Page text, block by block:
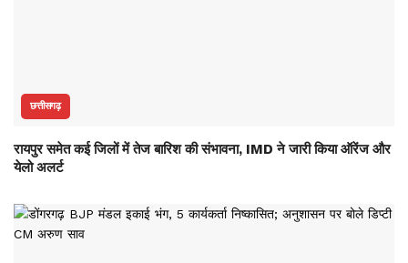
छत्तीसगढ़
रायपुर समेत कई जिलों में तेज बारिश की संभावना, IMD ने जारी किया ऑरेंज और
येलो अलर्ट